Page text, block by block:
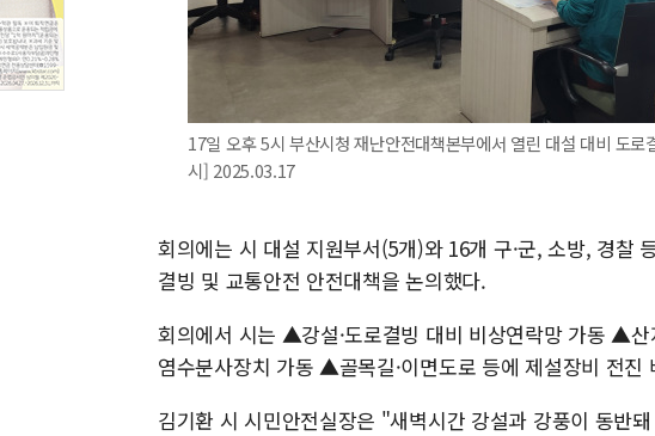
17일 오후 5시 부산시청 재난안전대책본부에서 열린 대설 대비 도
시] 2025.03.17
회의에는 시 대설 지원부서(5개)와 16개 구·군, 소방, 경찰
결빙 및 교통안전 안전대책을 논의했다.
회의에서 시는 ▲강설·도로결빙 대비 비상연락망 가동 ▲
염수분사장치 가동 ▲골목길·이면도로 등에 제설장비 전진
김기환 시 시민안전실장은 "새벽시간 강설과 강풍이 동반